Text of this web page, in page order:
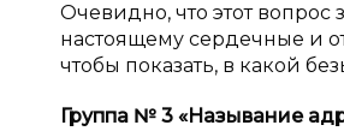
Очевидно, что этот вопрос
настоящему сердечные и
чтобы показать, в какой
Группа № 3 «Называние